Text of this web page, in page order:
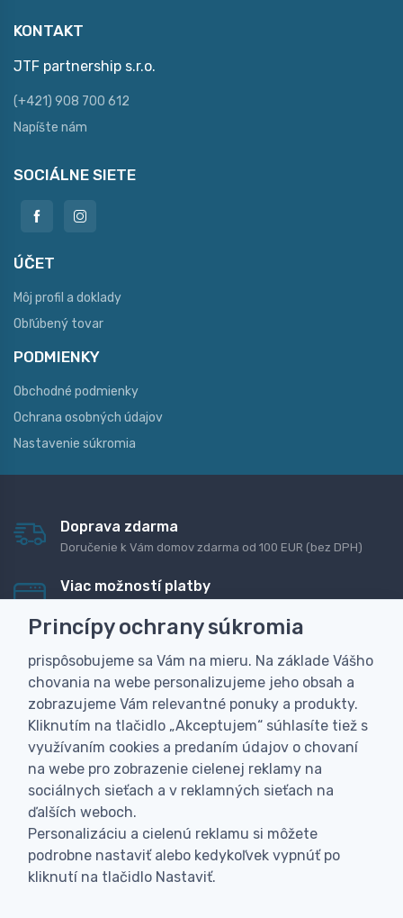
KONTAKT
JTF partnership s.r.o.
(+421) 908 700 612
Napíšte nám
SOCIÁLNE SIETE
ÚČET
Môj profil a doklady
Obľúbený tovar
PODMIENKY
Obchodné podmienky
Ochrana osobných údajov
Nastavenie súkromia
Doprava zdarma
Doručenie k Vám domov zdarma od 100 EUR (bez DPH)
Viac možností platby
dobierku
Personalizácia
Vyrobíme Vám vlastný originálny darček
Skúsenosť
Široký sortiment, z ktorého Vám pomôžeme vybrať
Princípy ochrany súkromia
prispôsobujeme sa Vám na mieru. Na základe Vášho
chovania na webe personalizujeme jeho obsah a
zobrazujeme Vám relevantné ponuky a produkty.
Kliknutím na tlačidlo „Akceptujem“ súhlasíte tiež s
využívaním cookies a predaním údajov o chovaní
na webe pro zobrazenie cielenej reklamy na
sociálnych sieťach a v reklamných sieťach na
ďalších weboch.
Personalizáciu a cielenú reklamu si môžete
podrobne nastaviť alebo kedykoľvek vypnúť po
kliknutí na tlačidlo Nastaviť.